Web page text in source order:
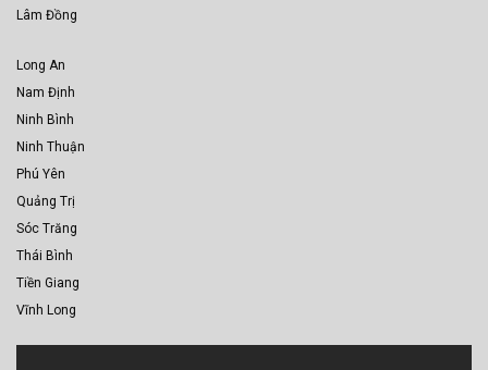
Lâm Đồng
Long An
Nam Định
Ninh Bình
Ninh Thuận
Phú Yên
Quảng Trị
Sóc Trăng
Thái Bình
Tiền Giang
Vĩnh Long